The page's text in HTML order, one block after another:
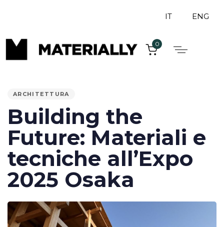
IT ENG
0
ARCHITETTURA
Building the
Future: Materiali e
tecniche all’Expo
2025 Osaka